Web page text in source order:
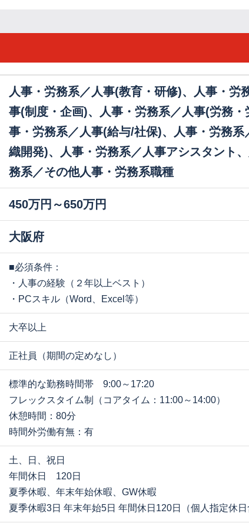
人事・労務系／人事(教育・研修)、人事・労
事(制度・企画)、人事・労務系／人事(労務・
事・労務系／人事(給与/社保)、人事・労務系
織開発)、人事・労務系／人事アシスタント
務系／その他人事・労務系職種
450万円～650万円
大阪府
■必須条件：
・人事の経験（２年以上ベスト）
・PCスキル（Word、Excel等）
大卒以上
正社員（期間の定めなし）
標準的な勤務時間帯 9:00～17:20
フレックスタイム制（コアタイム：11:00～14:00）
休憩時間：80分
時間外労働有無：有
土、日、祝日
年間休日 120日
夏季休暇、年末年始休暇、GW休暇
夏季休暇3日 年末年始5日 年間休日120日（個人指定休日